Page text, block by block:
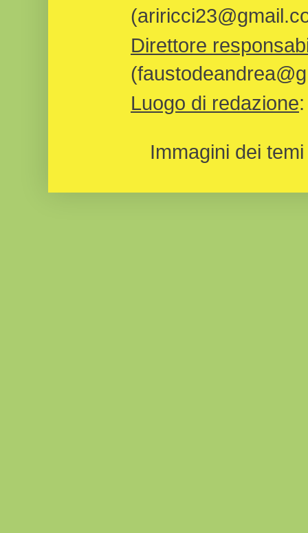
Direttore
Luogo di redazione
Immagini dei